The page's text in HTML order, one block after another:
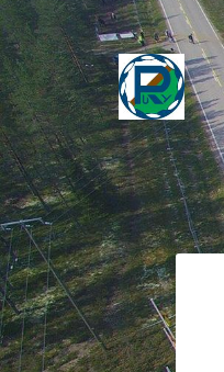
Siirry
sivun
sisältöön